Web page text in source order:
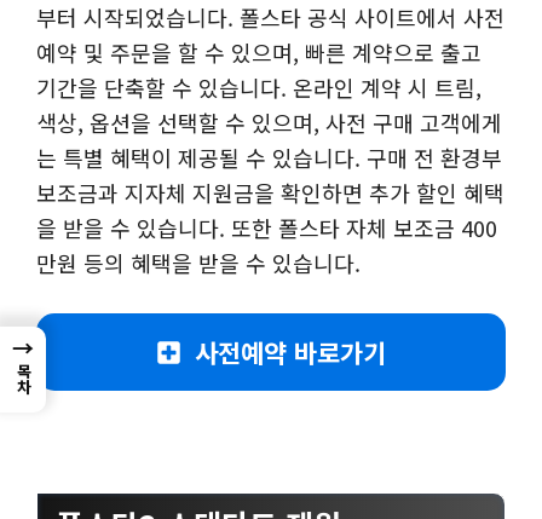
부터 시작되었습니다. 폴스타 공식 사이트에서 사전
예약 및 주문을 할 수 있으며, 빠른 계약으로 출고
기간을 단축할 수 있습니다. 온라인 계약 시 트림,
색상, 옵션을 선택할 수 있으며, 사전 구매 고객에게
는 특별 혜택이 제공될 수 있습니다. 구매 전 환경부
보조금과 지자체 지원금을 확인하면 추가 할인 혜택
을 받을 수 있습니다. 또한 폴스타 자체 보조금 400
만원 등의 혜택을 받을 수 있습니다.
사전예약 바로가기
→
목차